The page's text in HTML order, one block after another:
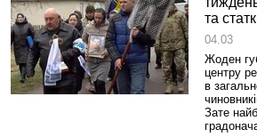
та
04.03
Жоден
центру
в
Зате